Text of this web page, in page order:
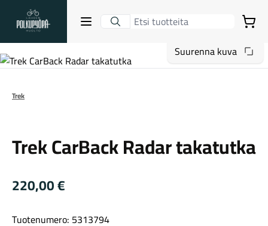
Lahden Polkupyörähuolto - etusivulle
Avaa sulje valikko
Hakutulokset
Ostoskori
Suurenna kuva
Trek
Trek CarBack Radar takatutka
220,00€
Tuotenumero: 5313794